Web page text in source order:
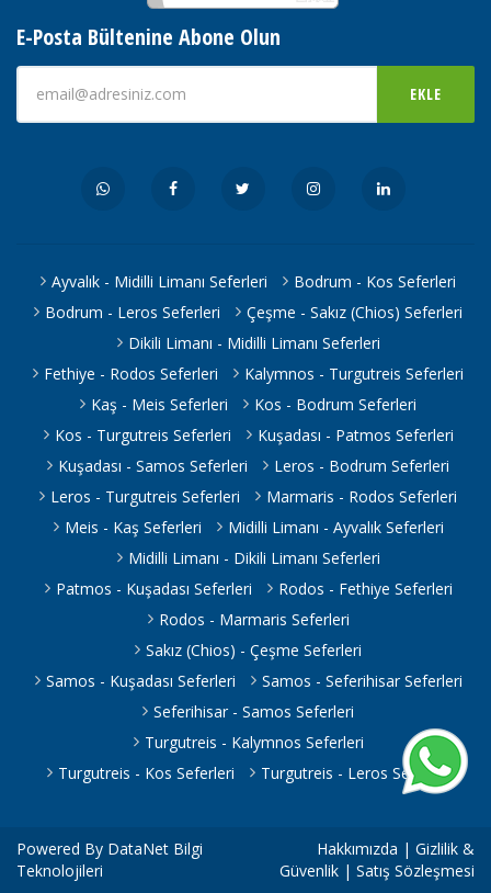
E-Posta Bültenine Abone Olun
EKLE
Ayvalık - Midilli Limanı Seferleri
Bodrum - Kos Seferleri
Bodrum - Leros Seferleri
Çeşme - Sakız (Chios) Seferleri
Dikili Limanı - Midilli Limanı Seferleri
Fethiye - Rodos Seferleri
Kalymnos - Turgutreis Seferleri
Kaş - Meis Seferleri
Kos - Bodrum Seferleri
Kos - Turgutreis Seferleri
Kuşadası - Patmos Seferleri
Kuşadası - Samos Seferleri
Leros - Bodrum Seferleri
Leros - Turgutreis Seferleri
Marmaris - Rodos Seferleri
Meis - Kaş Seferleri
Midilli Limanı - Ayvalık Seferleri
Midilli Limanı - Dikili Limanı Seferleri
Patmos - Kuşadası Seferleri
Rodos - Fethiye Seferleri
Rodos - Marmaris Seferleri
Sakız (Chios) - Çeşme Seferleri
Samos - Kuşadası Seferleri
Samos - Seferihisar Seferleri
Seferihisar - Samos Seferleri
Turgutreis - Kalymnos Seferleri
Turgutreis - Kos Seferleri
Turgutreis - Leros Seferleri
Powered By DataNet Bilgi
Teknolojileri
Hakkımızda | Gizlilik &
Güvenlik | Satış Sözleşmesi